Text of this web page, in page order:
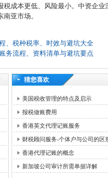
成本更低、风险最小。中资企业
亚市场。
、税种税率、时效与避坑大全
务流程、资料清单与避坑要点
猜您喜欢
美国税收管理的特点及启示
报税做账费用
香港英文代理记账服务
财税顾问服务-个体户与公司的区
香港代理记账的概念
新加坡公司审计所需单据详解